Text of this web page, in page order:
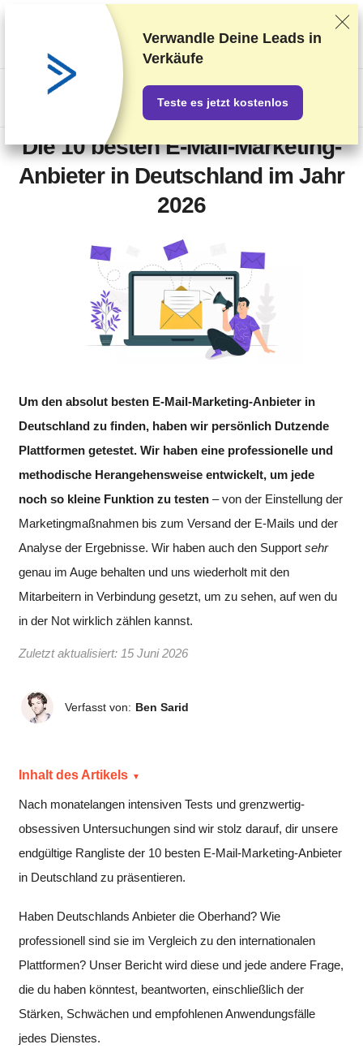
Wir bewerten die Anbieter auf Grundlage strenger Tests und
Bewertungen, berücksichtigen aber auch Dein Feedback und
unsere geschäftlichen Vereinbarungen mit den Anbietern. Diese
Seite enthält Affiliate-Links.
US$
Die 10 besten E-Mail-Marketing-
Anbieter in Deutschland im Jahr
2026
Um den absolut besten E-Mail-Marketing-Anbieter in
Deutschland zu finden, haben wir persönlich Dutzende
Plattformen getestet. Wir haben eine professionelle und
methodische Herangehensweise entwickelt, um jede
noch so kleine Funktion zu testen – von der Einstellung der
Marketingmaßnahmen bis zum Versand der E-Mails und der
Analyse der Ergebnisse. Wir haben auch den Support sehr
genau im Auge behalten und uns wiederholt mit den
Mitarbeitern in Verbindung gesetzt, um zu sehen, auf wen du
in der Not wirklich zählen kannst.
Zuletzt aktualisiert: 15 Juni 2026
Verfasst von: Ben Sarid
Inhalt des Artikels
Nach monatelangen intensiven Tests und grenzwertig-
obsessiven Untersuchungen sind wir stolz darauf, dir unsere
endgültige Rangliste der 10 besten E-Mail-Marketing-Anbieter
in Deutschland zu präsentieren.
Haben Deutschlands Anbieter die Oberhand? Wie
professionell sind sie im Vergleich zu den internationalen
Plattformen? Unser Bericht wird diese und jede andere Frage,
die du haben könntest, beantworten, einschließlich der
Stärken, Schwächen und empfohlenen Anwendungsfälle
jedes Dienstes.
Verwandle Deine Leads in
Verkäufe
Teste es jetzt kostenlos